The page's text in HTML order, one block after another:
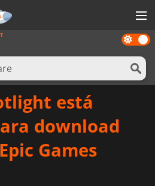
Dark
mode
está
download
Games